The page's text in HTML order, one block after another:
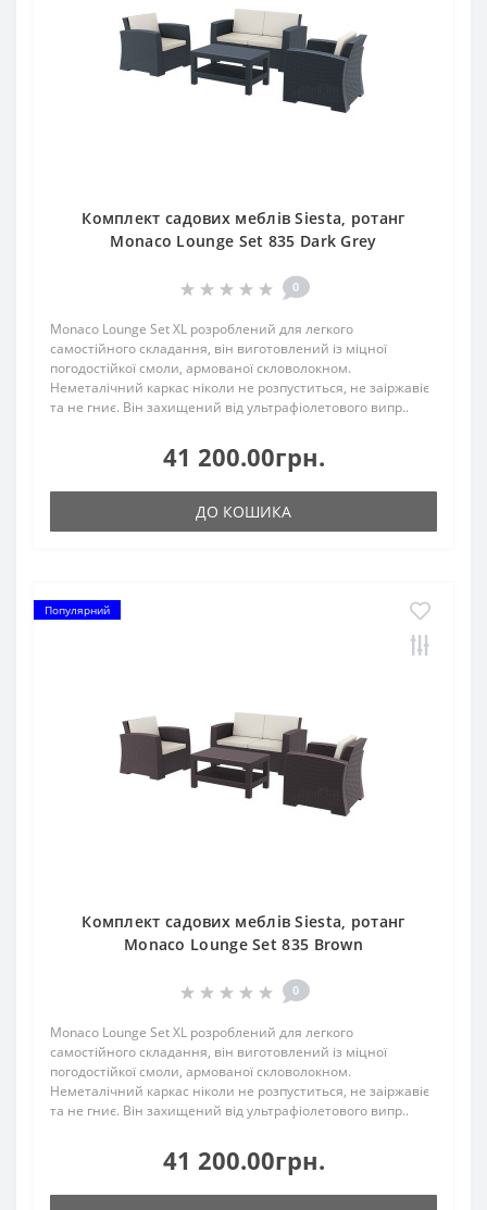
Комплект садових меблів Siesta, ротанг
Monaco Lounge Set 835 Dark Grey
0
Monaco Lounge Set XL розроблений для легкого
самостійного складання, він виготовлений із міцної
погодостійкої смоли, армованої скловолокном.
Неметалічний каркас ніколи не розпуститься, не заіржавіє
та не гниє. Він захищений від ультрафіолетового випр..
41 200.00грн.
ДО КОШИКА
Популярний
Комплект садових меблів Siesta, ротанг
Monaco Lounge Set 835 Brown
0
Monaco Lounge Set XL розроблений для легкого
самостійного складання, він виготовлений із міцної
погодостійкої смоли, армованої скловолокном.
Неметалічний каркас ніколи не розпуститься, не заіржавіє
та не гниє. Він захищений від ультрафіолетового випр..
41 200.00грн.